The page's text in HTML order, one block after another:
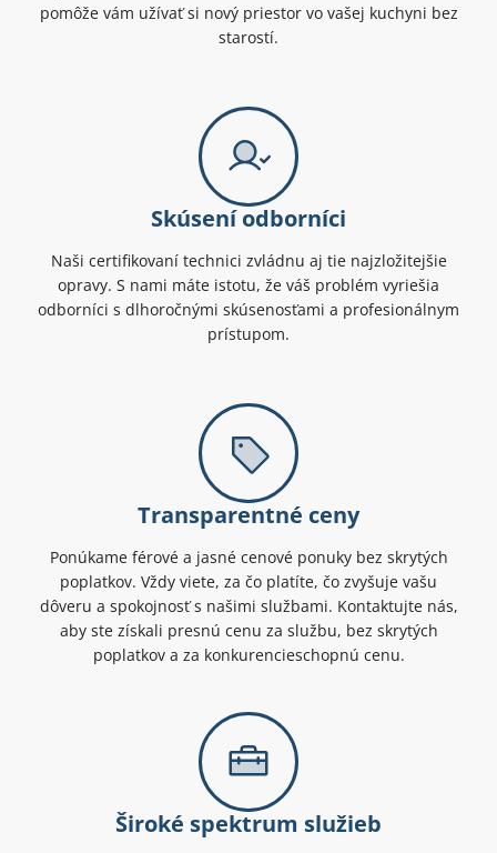
pomôže vám užívať si nový priestor vo vašej kuchyni bez
starostí.
Skúsení odborníci
Naši certifikovaní technici zvládnu aj tie najzložitejšie
opravy. S nami máte istotu, že váš problém vyriešia
odborníci s dlhoročnými skúsenosťami a profesionálnym
prístupom.
Transparentné ceny
Ponúkame férové a jasné cenové ponuky bez skrytých
poplatkov. Vždy viete, za čo platíte, čo zvyšuje vašu
dôveru a spokojnosť s našimi službami. Kontaktujte nás,
aby ste získali presnú cenu za službu, bez skrytých
poplatkov a za konkurencieschopnú cenu.
Široké spektrum služieb